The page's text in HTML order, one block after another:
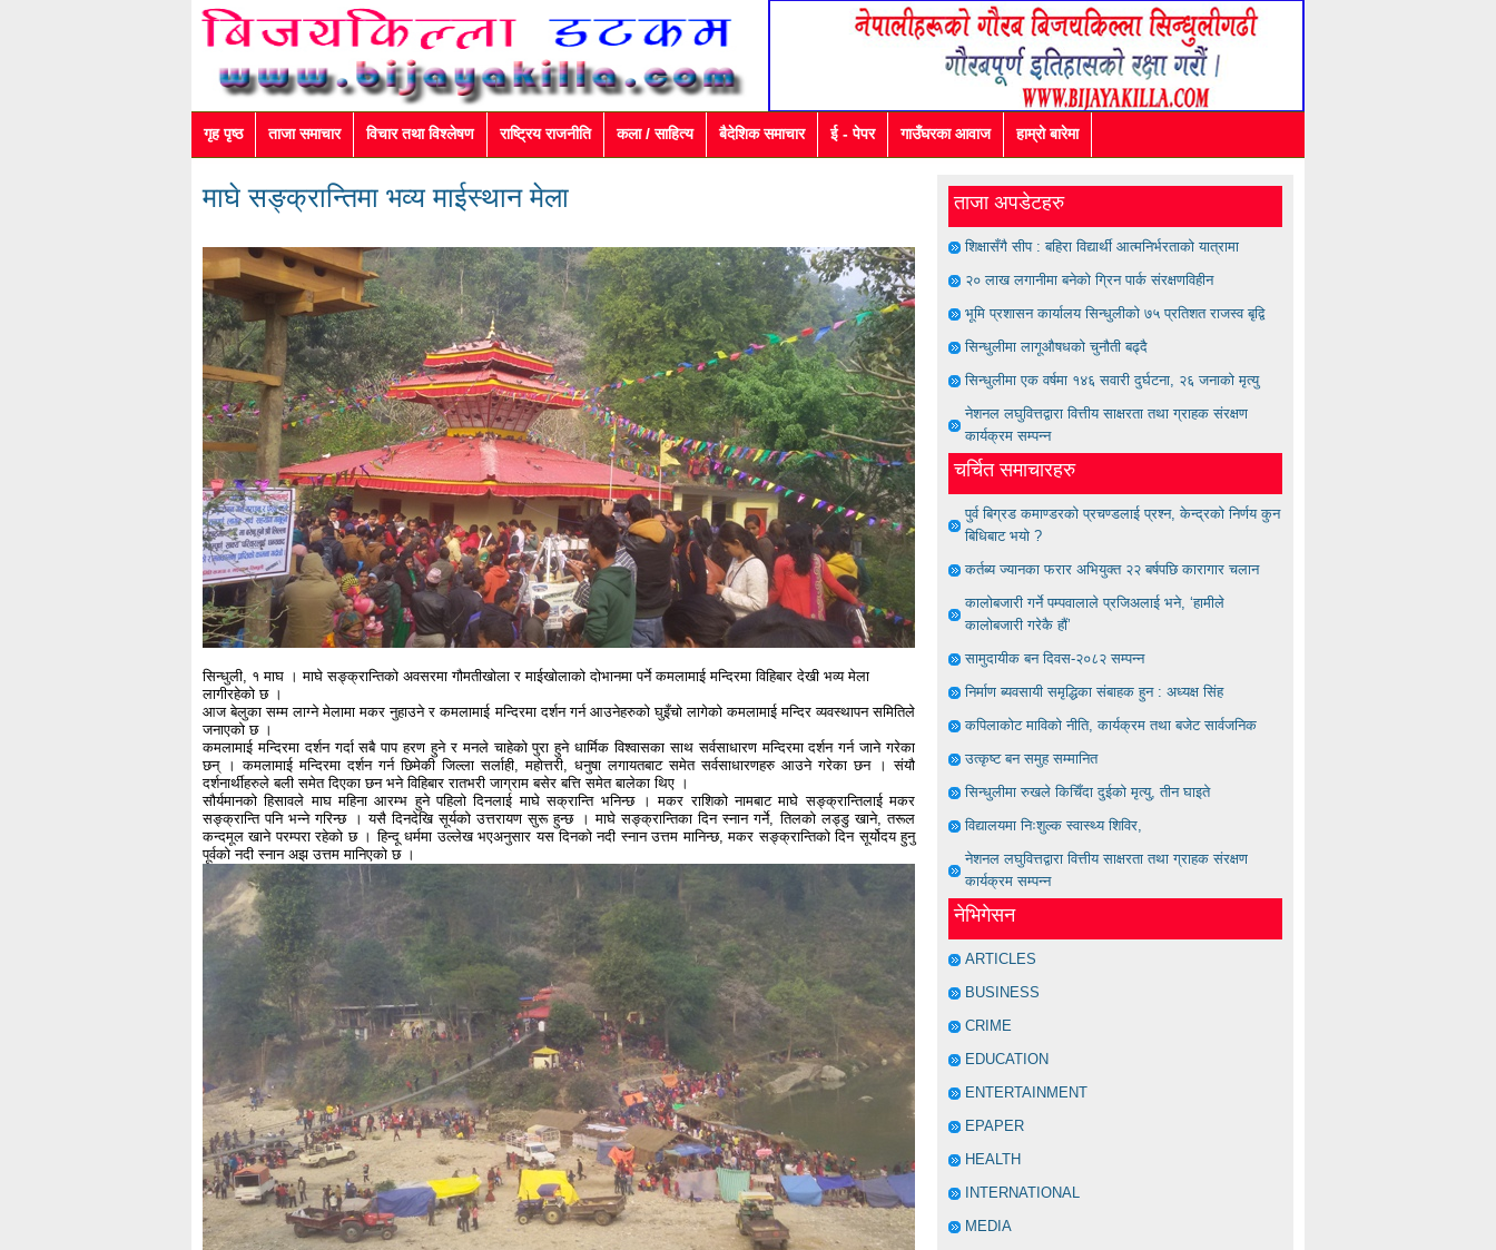
गृह पृष्ठ ताजा समाचार विचार तथा विश्लेषण राष्ट्रिय राजनीति कला / साहित्य बैदेशिक समाचार ई - पेपर गाउँघरका आवाज हाम्रो बारेमा
माघे सङ्क्रान्तिमा भव्य माईस्थान मेला
सिन्धुली, १ माघ । माघे सङ्क्रान्तिको अवसरमा गौमतीखोला र माईखोलाको दोभानमा पर्ने कमलामाई मन्दिरमा विहिबार देखी भव्य मेला
लागीरहेको छ ।
आज बेलुका सम्म लाग्ने मेलामा मकर नुहाउने र कमलामाई मन्दिरमा दर्शन गर्न आउनेहरुको घुइँचो लागेको कमलामाई मन्दिर व्यवस्थापन समितिले
जनाएको छ ।
कमलामाई मन्दिरमा दर्शन गर्दा सबै पाप हरण हुने र मनले चाहेको पुरा हुने धार्मिक विश्वासका साथ सर्वसाधारण मन्दिरमा दर्शन गर्न जाने गरेका
छन् । कमलामाई मन्दिरमा दर्शन गर्न छिमेकी जिल्ला सर्लाही, महोत्तरी, धनुषा लगायतबाट समेत सर्वसाधारणहरु आउने गरेका छन । संयौ
दर्शनार्थीहरुले बली समेत दिएका छन भने विहिबार रातभरी जाग्राम बसेर बत्ति समेत बालेका थिए ।
सौर्यमानको हिसावले माघ महिना आरम्भ हुने पहिलो दिनलाई माघे सक्रान्ति भनिन्छ । मकर राशिको नामबाट माघे सङ्क्रान्तिलाई मकर
सङ्क्रान्ति पनि भन्ने गरिन्छ । यसै दिनदेखि सूर्यको उत्तरायण सुरू हुन्छ । माघे सङ्क्रान्तिका दिन स्नान गर्ने, तिलको लड्डु खाने, तरूल
कन्दमूल खाने परम्परा रहेको छ । हिन्दू धर्ममा उल्लेख भएअनुसार यस दिनको नदी स्नान उत्तम मानिन्छ, मकर सङ्क्रान्तिको दिन सूर्योदय हुनु
पूर्वको नदी स्नान अझ उत्तम मानिएको छ ।
ताजा अपडेटहरु
शिक्षासँगै सीप : बहिरा विद्यार्थी आत्मनिर्भरताको यात्रामा
२० लाख लगानीमा बनेको ग्रिन पार्क संरक्षणविहीन
भूमि प्रशासन कार्यालय सिन्धुलीको ७५ प्रतिशत राजस्व बृद्वि
सिन्धुलीमा लागूऔषधको चुनौती बढ्दै
सिन्धुलीमा एक वर्षमा १४६ सवारी दुर्घटना, २६ जनाको मृत्यु
नेशनल लघुवित्तद्वारा वित्तीय साक्षरता तथा ग्राहक संरक्षण
कार्यक्रम सम्पन्न
चर्चित समाचारहरु
पुर्व बिग्रड कमाण्डरकाे प्रचण्डलाई प्रश्न, केन्द्रको निर्णय कुन
बिधिबाट भयाे ?
कर्तब्य ज्यानका फरार अभियुक्त २२ बर्षपछि कारागार चलान
कालोबजारी गर्ने पम्पवालाले प्रजिअलाई भने, ‘हामीले
कालोबजारी गरेकै हौं’
सामुदायीक बन दिवस-२०८२ सम्पन्न
निर्माण ब्यवसायी समृद्धिका संबाहक हुन : अध्यक्ष सिंह
कपिलाकोट माविको नीति, कार्यक्रम तथा बजेट सार्वजनिक
उत्कृष्ट बन समुह सम्मानित
सिन्धुलीमा रुखले किचिँदा दुईको मृत्यु, तीन घाइते
विद्यालयमा निःशुल्क स्वास्थ्य शिविर,
नेशनल लघुवित्तद्वारा वित्तीय साक्षरता तथा ग्राहक संरक्षण
कार्यक्रम सम्पन्न
नेभिगेसन
ARTICLES
BUSINESS
CRIME
EDUCATION
ENTERTAINMENT
EPAPER
HEALTH
INTERNATIONAL
MEDIA